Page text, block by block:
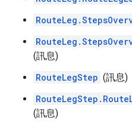
(訊息)
RouteLegStep (訊息)
(訊息)